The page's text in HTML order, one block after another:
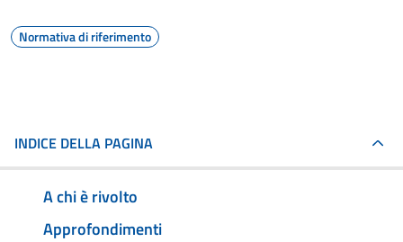
Normativa di riferimento
INDICE DELLA PAGINA
A chi è rivolto
Approfondimenti